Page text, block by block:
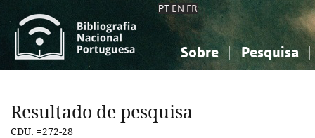
PT EN FR
Sobre Pesquisa
Ciências sociais...
Ciências sociais...
Resultado de pesquisa
CDU: =272-28